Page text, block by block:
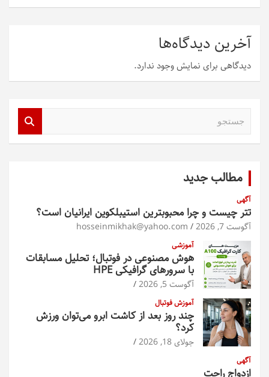
آخرین دیدگاه‌ها
دیدگاهی برای نمایش وجود ندارد.
مطالب جدید
آگهی
تتر چیست و چرا محبوبترین استیبلکوین ایرانیان است؟
آگوست 7, 2026 hosseinmikhak@yahoo.com
آموزشی
هوش مصنوعی در فوتبال؛ تحلیل مسابقات
با سرورهای گرافیکی HPE
آگوست 5, 2026
آموزش فوتبال
چند روز بعد از کاشت ابرو می‌توان ورزش
کرد؟
جولای 18, 2026
آگهی
ازدواج راحت